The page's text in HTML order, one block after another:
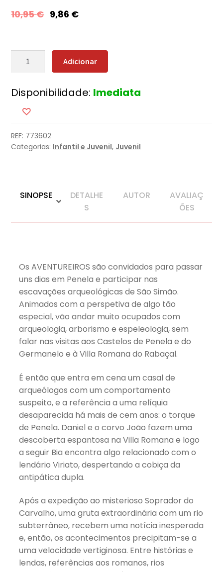
10,95€ 9,86 €
Quantidade
Aventureiros
Caçadores
de
Adicionar
Disponibilidade: Imediata
REF: 773602
Categorias: Infantil e Juvenil, Juvenil
SINOPSE
DETALHE
S
AUTOR
AVALIAÇ
ÕES
Os AVENTUREIROS são convidados para passar
uns dias em Penela e participar nas
escavações arqueológicas de São Simão.
Animados com a perspetiva de algo tão
especial, vão andar muito ocupados com
arqueologia, arborismo e espeleologia, sem
falar nas visitas aos Castelos de Penela e do
Germanelo e à Villa Romana do Rabaçal.
É então que entra em cena um casal de
arqueólogos com um comportamento
suspeito, e a referência a uma relíquia
desaparecida há mais de cem anos: o torque
de Penela. Daniel e o corvo João fazem uma
descoberta espantosa na Villa Romana e logo
a seguir Bia encontra algo relacionado com o
lendário Viriato, despertando a cobiça da
antipática dupla.
Após a expedição ao misterioso Soprador do
Carvalho, uma gruta extraordinária com um rio
subterrâneo, recebem uma notícia inesperada
e, então, os acontecimentos precipitam-se a
uma velocidade vertiginosa. Entre histórias e
lendas, referências aos romanos, rios